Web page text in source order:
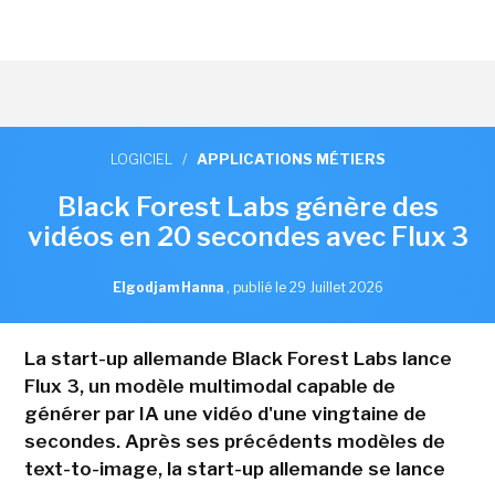
LOGICIEL / APPLICATIONS MÉTIERS
Black Forest Labs génère des
vidéos en 20 secondes avec Flux 3
Elgodjam Hanna , publié le 29 Juillet 2026
La start-up allemande Black Forest Labs lance
Flux 3, un modèle multimodal capable de
générer par IA une vidéo d'une vingtaine de
secondes. Après ses précédents modèles de
text-to-image, la start-up allemande se lance